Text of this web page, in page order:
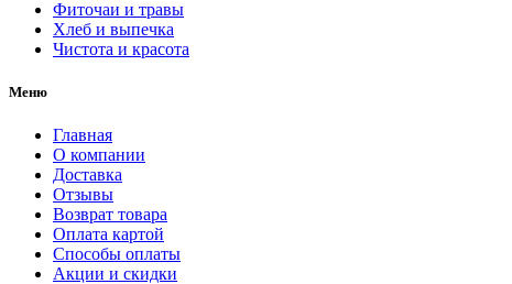
Фиточаи и травы
Хлеб и выпечка
Чистота и красота
Меню
Главная
О компании
Доставка
Отзывы
Возврат товара
Оплата картой
Способы оплаты
Акции и скидки